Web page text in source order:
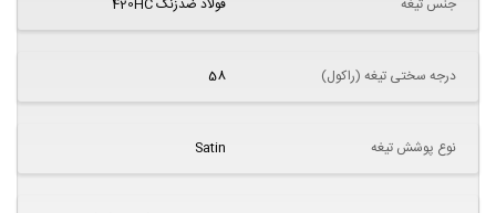
درجه سختی تیغه (راکول) 58
نوع پوشش تیغه Satin